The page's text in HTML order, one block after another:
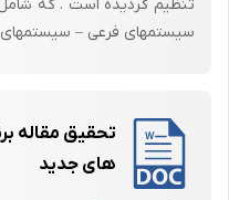
به طور کلی یک نیروگاه بخار از
به معرفی هر یک از آنها می‌پردازیم:
تنظیم گردیده است . که شامل
سیستمهای فرعی – سیستمهای
تحقیق مقاله
های جدید